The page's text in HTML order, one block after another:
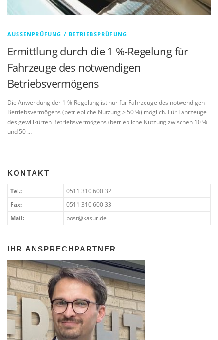
AUSSENPRÜFUNG / BETRIEBSPRÜFUNG
Ermittlung durch die 1 %-Regelung für
Fahrzeuge des notwendigen
Betriebsvermögens
Die Anwendung der 1 %-Regelung ist nur für Fahrzeuge des notwendigen
Betriebsvermögens (betriebliche Nutzung > 50 %) möglich. Für Fahrzeuge
des gewillkürten Betriebsvermögens (betriebliche Nutzung zwischen 10 %
und 50 …
KONTAKT
Tel.:
0511 310 600 32
Fax:
0511 310 600 33
Mail:
post@kasur.de
IHR ANSPRECHPARTNER